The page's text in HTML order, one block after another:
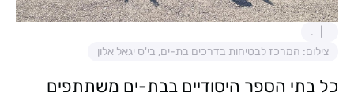
.
צילום: המרכז לבטיחות בדרכים בת-ים, בי'ס יגאל אלון
כל בתי הספר היסודיים בבת-ים משתתפים